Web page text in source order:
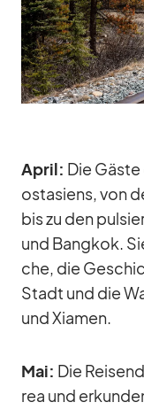
April: Die
ost­asi­ens, von
bis zu den
und Bang­kok.
che, die
Stadt und die
und Xia­men.
Mai: Die
rea und